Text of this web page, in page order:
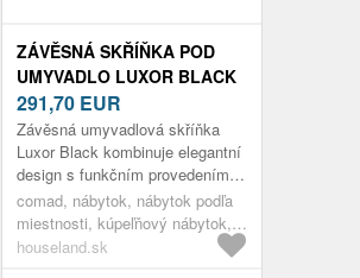
ZÁVĚSNÁ SKŘÍŇKA POD
UMYVADLO LUXOR BLACK
S DESKOU 70 CM DUB
OLEJOVANÝ/ČERNÁ
291,70 EUR
Závěsná umyvadlová skříňka
Luxor Black kombinuje elegantní
design s funkčním provedením,
které skvěle zapadne do každé
koupelny. Skříňka je vyroben...
comad, nábytok, nábytok podľa
miestnosti, kúpeľňový nábytok,
umývadlové skrinky, skrinky pod
houseland.sk